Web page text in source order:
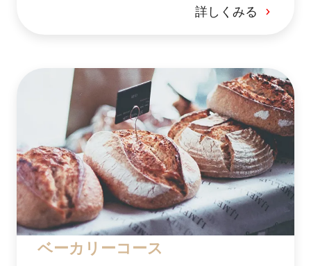
詳しくみる
ベーカリーコース